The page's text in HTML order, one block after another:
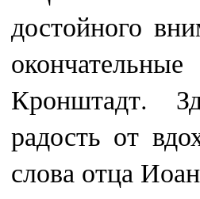
Храм в
достойного
Кронштадт.
радость от
слова отца